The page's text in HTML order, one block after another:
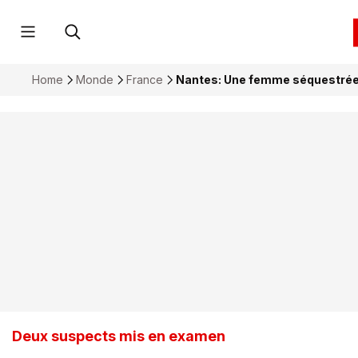
Home Monde France Nantes: Une femme
Deux suspects mis en examen